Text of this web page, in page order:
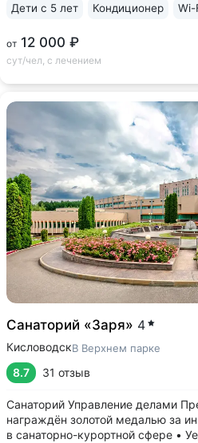
от 12 000 ₽
сут/чел, с лечением
Дети с 5 лет Кондиционер Wi-
Санаторий «Заря» 4
КисловодскВ Верхнем парке
8.7 31 отзыв
Санаторий Управление делами
награждён золотой медалью за
в санаторно-курортной сфере •